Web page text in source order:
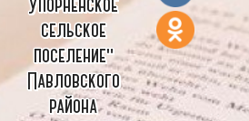
Упорненское
сельское
поселение"
Павловского
района